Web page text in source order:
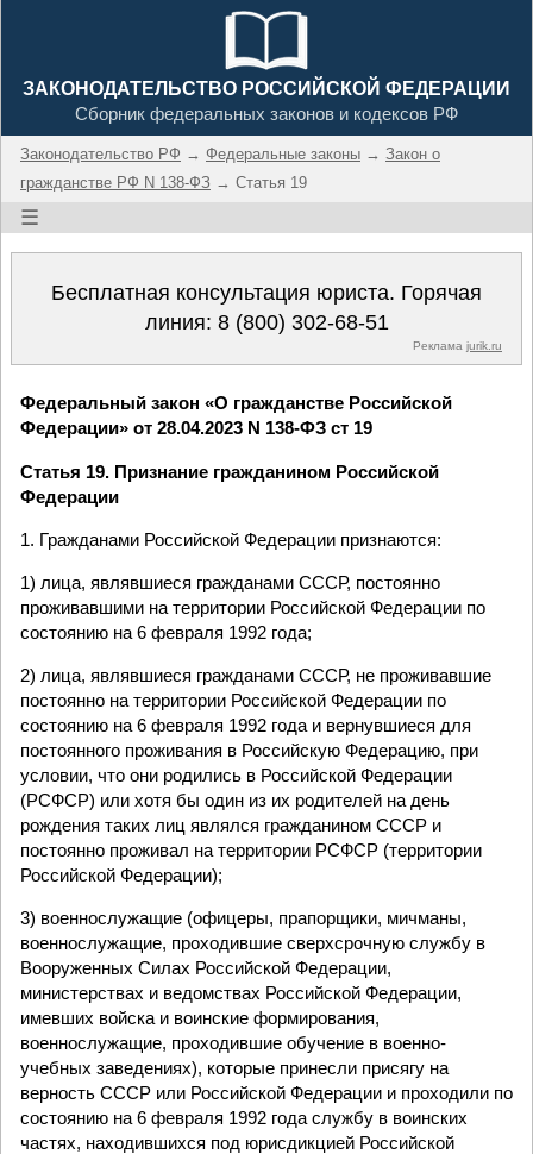
ЗАКОНОДАТЕЛЬСТВО РОССИЙСКОЙ ФЕДЕРАЦИИ
Сборник федеральных законов и кодексов РФ
Законодательство РФ → Федеральные законы → Закон о
гражданстве РФ N 138-ФЗ → Статья 19
☰
Бесплатная консультация юриста. Горячая
линия: 8 (800) 302-68-51
Реклама jurik.ru
Федеральный закон «О гражданстве Российской
Федерации» от 28.04.2023 N 138-ФЗ ст 19
Статья 19. Признание гражданином Российской
Федерации
1. Гражданами Российской Федерации признаются:
1) лица, являвшиеся гражданами СССР, постоянно
проживавшими на территории Российской Федерации по
состоянию на 6 февраля 1992 года;
2) лица, являвшиеся гражданами СССР, не проживавшие
постоянно на территории Российской Федерации по
состоянию на 6 февраля 1992 года и вернувшиеся для
постоянного проживания в Российскую Федерацию, при
условии, что они родились в Российской Федерации
(РСФСР) или хотя бы один из их родителей на день
рождения таких лиц являлся гражданином СССР и
постоянно проживал на территории РСФСР (территории
Российской Федерации);
3) военнослужащие (офицеры, прапорщики, мичманы,
военнослужащие, проходившие сверхсрочную службу в
Вооруженных Силах Российской Федерации,
министерствах и ведомствах Российской Федерации,
имевших войска и воинские формирования,
военнослужащие, проходившие обучение в военно-
учебных заведениях), которые принесли присягу на
верность СССР или Российской Федерации и проходили по
состоянию на 6 февраля 1992 года службу в воинских
частях, находившихся под юрисдикцией Российской